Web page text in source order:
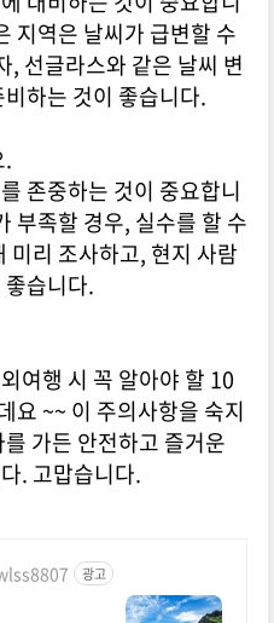
지역은 날씨가 급변할 수
, 선글라스와 같은 날씨 변
하는 것이 좋습니다.
.
존중하는 것이 중요합니
부족할 경우, 실수를 할 수
미리 조사하고, 현지 사람
습니다.
여행 시 꼭 알아야 할 10
요 ~~ 이 주의사항을 숙지
가든 안전하고 즐거운
. 고맙습니다.
광고